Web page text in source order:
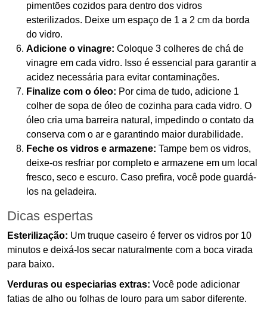
pimentões cozidos para dentro dos vidros
esterilizados. Deixe um espaço de 1 a 2 cm da borda
do vidro.
Adicione o vinagre: Coloque 3 colheres de chá de
vinagre em cada vidro. Isso é essencial para garantir a
acidez necessária para evitar contaminações.
Finalize com o óleo: Por cima de tudo, adicione 1
colher de sopa de óleo de cozinha para cada vidro. O
óleo cria uma barreira natural, impedindo o contato da
conserva com o ar e garantindo maior durabilidade.
Feche os vidros e armazene: Tampe bem os vidros,
deixe-os resfriar por completo e armazene em um local
fresco, seco e escuro. Caso prefira, você pode guardá-
los na geladeira.
Dicas espertas
Esterilização: Um truque caseiro é ferver os vidros por 10
minutos e deixá-los secar naturalmente com a boca virada
para baixo.
Verduras ou especiarias extras: Você pode adicionar
fatias de alho ou folhas de louro para um sabor diferente.